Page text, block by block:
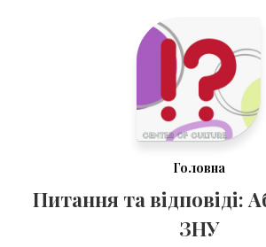
Головна
Питання та відповіді:
ЗНУ